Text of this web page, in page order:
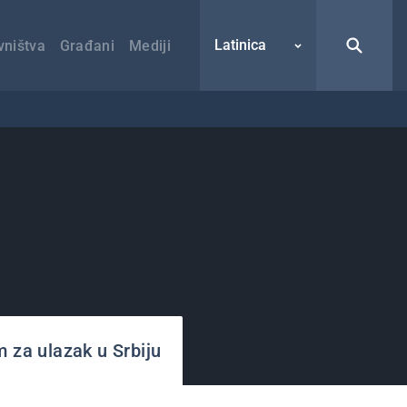
Građani Mediji Latinica
za ulazak u Srbiju